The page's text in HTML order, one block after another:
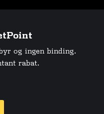
og ingen binding.
rabat.